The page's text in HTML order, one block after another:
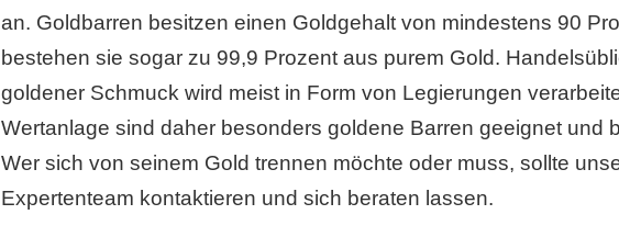
an. Goldbarren besitzen einen Goldgehalt von mindestens 90
bestehen sie sogar zu 99,9 Prozent aus purem Gold.
goldener Schmuck wird meist in Form von Legierungen
Wertanlage sind daher besonders goldene Barren geeignet und
Wer sich von seinem Gold trennen möchte oder muss, sollte
Expertenteam kontaktieren und sich beraten lassen.